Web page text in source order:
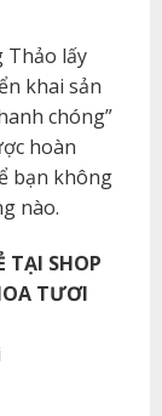
lấy
khai sản
chóng”
hoàn
bạn không
nào.
TẠI SHOP
TƯƠI